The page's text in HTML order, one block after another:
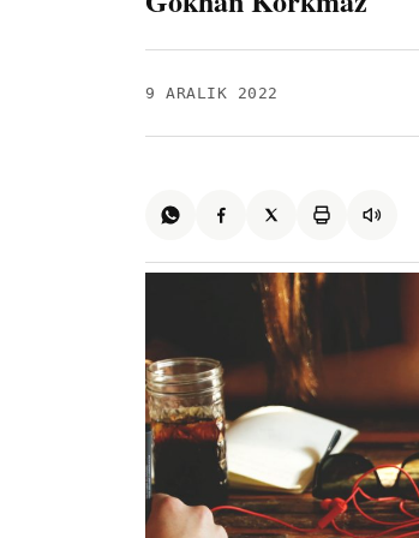
9 ARALIK 2022